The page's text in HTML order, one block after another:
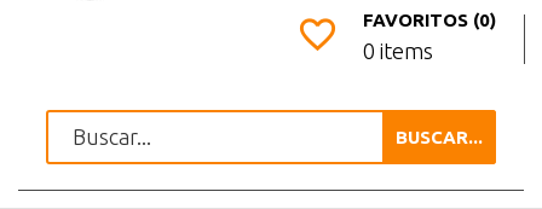
FAVORITOS (0)
0 items
BUSCAR...